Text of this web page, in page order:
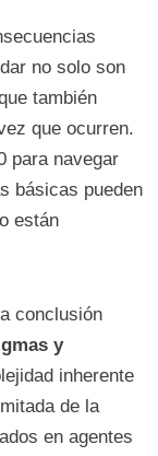
no solo son
también
que ocurren.
para navegar
básicas pueden
están
conclusión
y
inherente
de la
en agentes